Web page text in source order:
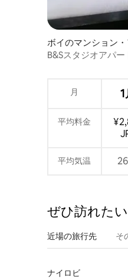
ボイのマンション
B&Sスタジオアパ
月 1
平均料金
平均気温
ぜひ訪⁠れ⁠た⁠
近場の旅行先 そ
ナイロビ